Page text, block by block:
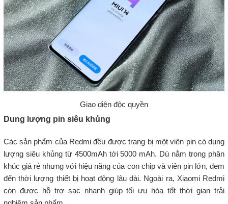
Giao diện độc quyền
Dung lượng pin siêu khủng
Các sản phẩm của Redmi đều được trang bị một viên pin có dung
lượng siêu khủng từ 4500mAh tới 5000 mAh. Dù nằm trong phân
khúc giá rẻ nhưng với hiệu năng của con chip và viên pin lớn, đem
đến thời lượng thiết bị hoạt động lâu dài. Ngoài ra, Xiaomi Redmi
còn được hỗ trợ sạc nhanh giúp tối ưu hóa tốt thời gian trải